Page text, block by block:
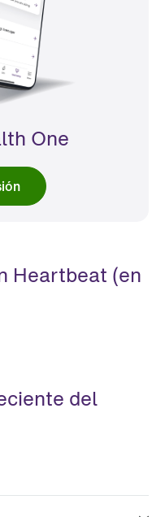
One
Heartbeat (en
del